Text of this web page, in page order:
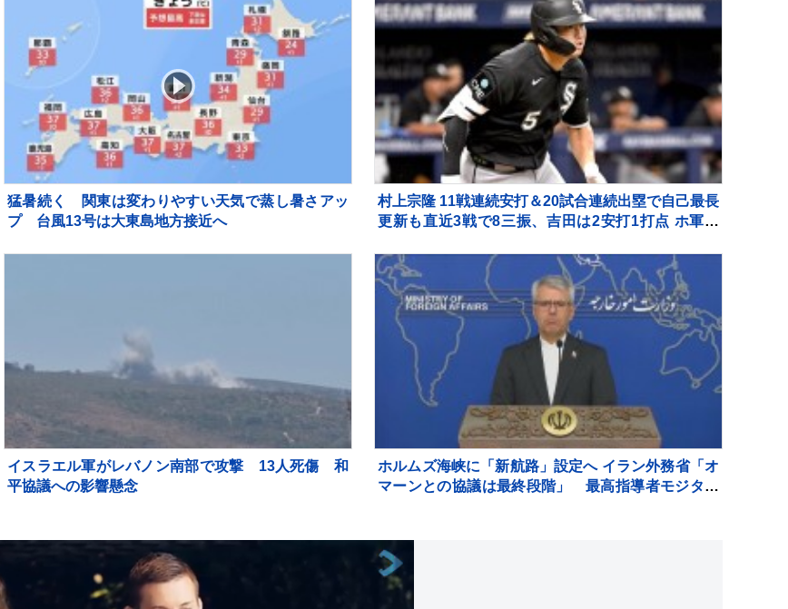
猛暑続く 関東は変わりやすい天気で蒸し暑さアッ
プ 台風13号は大東島地方接近へ
村上宗隆 11戦連続安打＆20試合連続出塁で自己最長
更新も直近3戦で8三振、吉田は2安打1打点 ホ軍は
イスラエル軍がレバノン南部で攻撃 13人死傷 和
平協議への影響懸念
ホルムズ海峡に「新航路」設定へ イラン外務省「オ
マーンとの協議は最終段階」 最高指導者モジタバ